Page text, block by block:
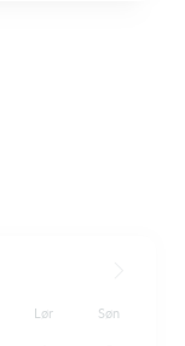
Lør Søn